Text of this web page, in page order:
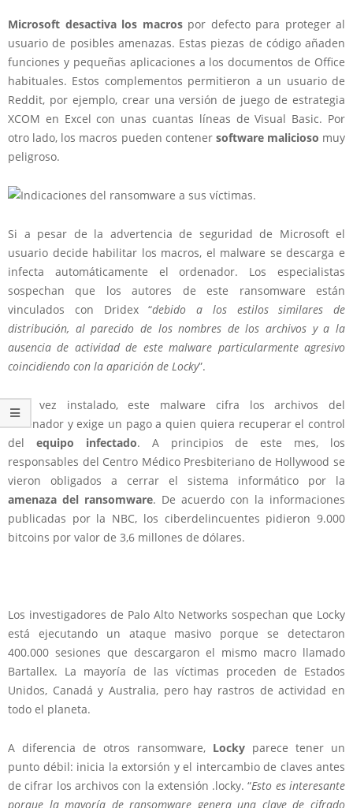
Microsoft desactiva los macrospor defecto para proteger al
usuario de posibles amenazas. Estas piezas de código añaden
funciones y pequeñas aplicaciones a los documentos de Office
habituales. Estos complementos permitieron a un usuario de
Reddit, por ejemplo, crear una versión de juego de estrategia
XCOM en Excel con unas cuantas líneas de Visual Basic. Por
otro lado, los macros pueden contener software malicioso muy
peligroso.
Si a pesar de la advertencia de seguridad de Microsoft el
usuario decide habilitar los macros, el malware se descarga e
infecta automáticamente el ordenador. Los especialistas
sospechan que los autores de este ransomware están
vinculados con Dridex“debido a los estilos similares de
distribución, al parecido de los nombres de los archivos y a la
ausencia de actividad de este malware particularmente agresivo
coincidiendo con la aparición de Locky”.
Una vez instalado, este malware cifra los archivos del
ordenador y exige un pago a quien quiera recuperar el control
del equipo infectado. A principios de este mes, los
responsables del Centro Médico Presbiteriano de Hollywood se
vieron obligados a cerrar el sistema informático por la
amenaza del ransomware. De acuerdo con la informaciones
publicadas por la NBC, los ciberdelincuentes pidieron 9.000
bitcoins por valor de 3,6 millones de dólares.
Los investigadores de Palo Alto Networks sospechan que Locky
está ejecutando un ataque masivo porque se detectaron
400.000 sesiones que descargaron el mismo macro llamado
Bartallex. La mayoría de las víctimas proceden de Estados
Unidos, Canadá y Australia, pero hay rastros de actividad en
todo el planeta.
A diferencia de otros ransomware, Locky parece tener un
punto débil: inicia la extorsión y el intercambio de claves antes
de cifrar los archivos con la extensión .locky. “Esto es interesante
porque la mayoría de ransomware genera una clave de cifrado